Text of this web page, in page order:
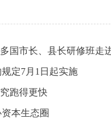
国市长、县长研修班走
定7月1日起实施
跑得更快
本生态圈